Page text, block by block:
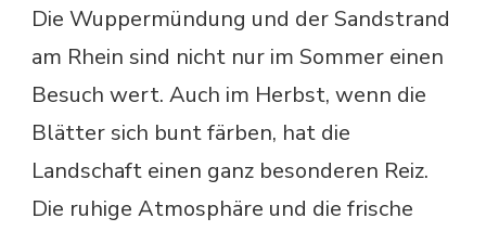
Die Wuppermündung und der Sandstrand
am Rhein sind nicht nur im Sommer einen
Besuch wert. Auch im Herbst, wenn die
Blätter sich bunt färben, hat die
Landschaft einen ganz besonderen Reiz.
Die ruhige Atmosphäre und die frische